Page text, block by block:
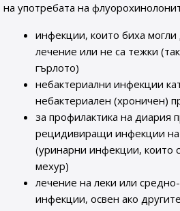
на употребата на
инфекции, които биха
лечение или не са тежки
гърлото)
небактериални инфекции
небактериален (хроничен)
за профилактика на диария
рецидивиращи инфекции
(уринарни инфекции, които
мехур)
лечение на леки или
инфекции, освен ако